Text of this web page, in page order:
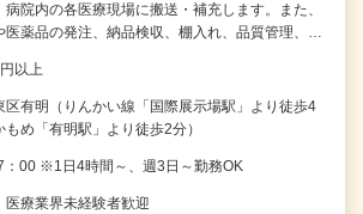
病院内の各医療現場に搬送・補充します。また、
医薬品の発注、納品検収、棚入れ、品質管理、…
以上
区有明（りんかい線「国際展示場駅」より徒歩4
め「有明駅」より徒歩2分）
：00 ※1日4時間～、週3日～勤務OK
医療業界未経験者歓迎